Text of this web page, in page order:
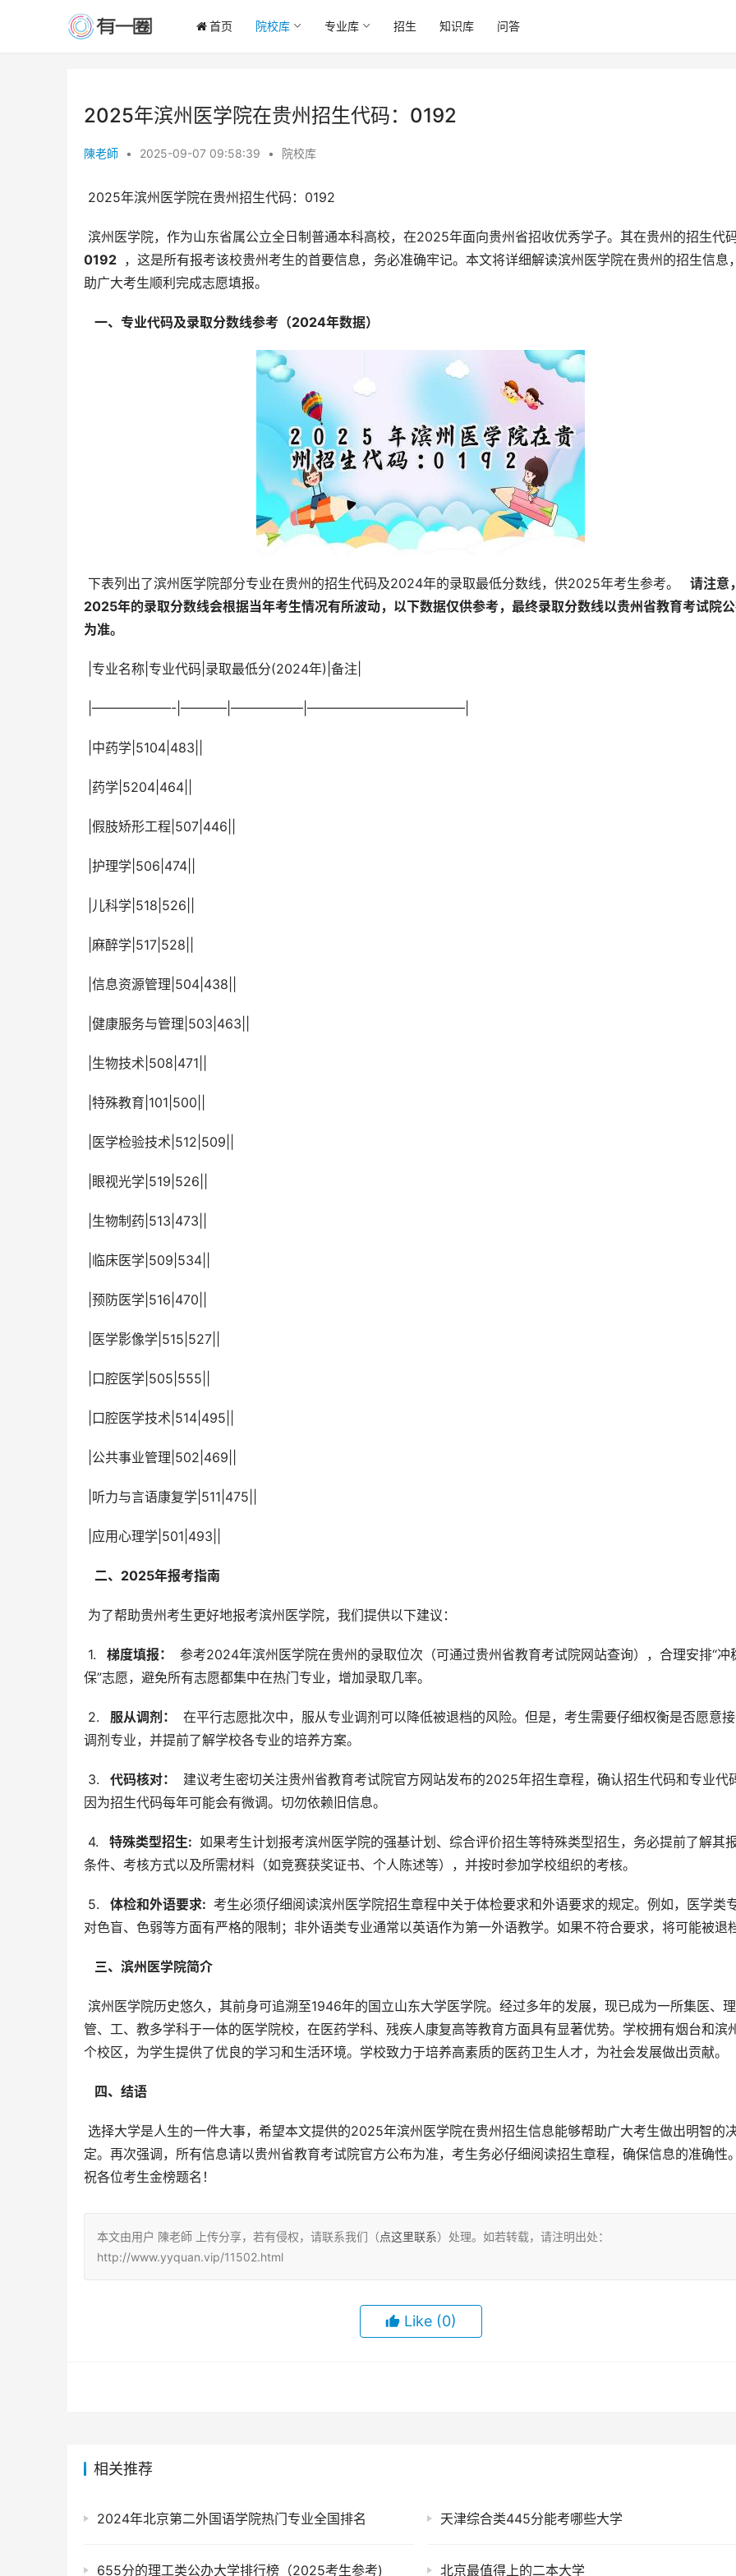
首页 院校库 专业库 招生 知识库 问答
2025年滨州医学院在贵州招生代码：0192
陳老師 • 2025-09-07 09:58:39 • 院校库
2025年滨州医学院在贵州招生代码：0192
0192 ，这是所有报考该校贵州考生的首要信息，务必准确牢记。本文将详细解读滨州医学院在贵州的招生信息
助广大考生顺利完成志愿填报。
  一、专业代码及录取分数线参考（2024年数据）
下表列出了滨州医学院部分专业在贵州的招生代码及2024年的录取最低分数线，供2025年考生参考。
  请注意，
2025年的录取分数线会根据当年考生情况有所波动，以下数据仅供参考，最终录取分数线以贵州省教育考试院
为准。
|专业名称|专业代码|录取最低分(2024年)|备注|
|——————-|———–|—————–|————————————|
|中药学|5104|483||
|药学|5204|464||
|假肢矫形工程|507|446||
|护理学|506|474||
|儿科学|518|526||
|麻醉学|517|528||
|信息资源管理|504|438||
|健康服务与管理|503|463||
|生物技术|508|471||
|特殊教育|101|500||
|医学检验技术|512|509||
|眼视光学|519|526||
|生物制药|513|473||
|临床医学|509|534||
|预防医学|516|470||
|医学影像学|515|527||
|口腔医学|505|555||
|口腔医学技术|514|495||
|公共事业管理|502|469||
|听力与言语康复学|511|475||
|应用心理学|501|493||
  二、2025年报考指南
为了帮助贵州考生更好地报考滨州医学院，我们提供以下建议：
1.
  梯度填报：
参考2024年滨州医学院在贵州的录取位次（可通过贵州省教育考试院网站查询），合理安排“冲
保”志愿，避免所有志愿都集中在热门专业，增加录取几率。
2.
  服从调剂：
在平行志愿批次中，服从专业调剂可以降低被退档的风险。但是，考生需要仔细权衡是否愿意
调剂专业，并提前了解学校各专业的培养方案。
3.
  代码核对：
建议考生密切关注贵州省教育考试院官方网站发布的2025年招生章程，确认招生代码和专业代
因为招生代码每年可能会有微调。切勿依赖旧信息。
4.
  特殊类型招生:
如果考生计划报考滨州医学院的强基计划、综合评价招生等特殊类型招生，务必提前了解其
条件、考核方式以及所需材料（如竞赛获奖证书、个人陈述等），并按时参加学校组织的考核。
5.
  体检和外语要求:
考生必须仔细阅读滨州医学院招生章程中关于体检要求和外语要求的规定。例如，医学类
对色盲、色弱等方面有严格的限制；非外语类专业通常以英语作为第一外语教学。如果不符合要求，将可能被退档
  三、滨州医学院简介
管、工、教多学科于一体的医学院校，在医药学科、残疾人康复高等教育方面具有显著优势。学校拥有烟台和滨
个校区，为学生提供了优良的学习和生活环境。学校致力于培养高素质的医药卫生人才，为社会发展做出贡献。
  四、结语
定。再次强调，所有信息请以贵州省教育考试院官方公布为准，考生务必仔细阅读招生章程，确保信息的准确性
祝各位考生金榜题名！
本文由用户 陳老師 上传分享，若有侵权，请联系我们（点这里联系）处理。如若转载，请注明出处：
http://www.yyquan.vip/11502.html
Like (0)
相关推荐
2024年北京第二外国语学院热门专业全国排名 天津综合类445分能考哪些大学
655分的理工类公办大学排行榜（2025考生参考) 北京最值得上的二本大学